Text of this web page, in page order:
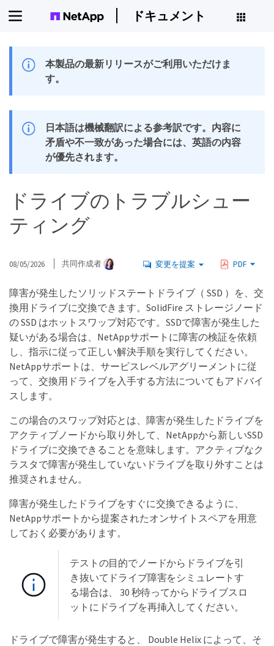
ドキュメント
本製品の最新リリースがご利用いただけま
す。
日本語は機械翻訳による参考訳です。内容に
矛盾や不一致があった場合には、英語の内容
が優先されます。
ドライブのトラブルシュー
ティング
08/05/2026 共同作成者 変更を提案 PDF
障害が発生したソリッドステートドライブ（ SSD ）を、交
換用ドライブに交換できます。SolidFire ストレージノード
の SSD はホットスワップ対応です。SSDで障害が発生した
疑いがある場合は、NetAppサポートに障害の検証を依頼
し、指示に従って正しい解決手順を実行してください。
NetAppサポートは、サービスレベルアグリーメントに従
って、交換用ドライブを入手する方法についてもアドバイ
スします。
この場合のスワップ対応とは、障害が発生したドライブを
アクティブノードから取り外して、NetAppから新しいSSD
ドライブに交換できることを意味します。アクティブなク
ラスタで障害が発生していないドライブを取り外すことは
推奨されません。
障害が発生したドライブをすぐに交換できるように、
NetAppサポートから提案されたオンサイトスペアを用意
しておく必要があります。
テストの目的でノードからドライブを引
き抜いてドライブ障害をシミュレートす
る場合は、 30 秒待ってからドライブスロ
ットにドライブを再挿入してください。
ドライブで障害が発生すると、 Double Helix によって、そ